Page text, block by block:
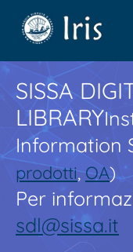
SISSA
LIBRARY
Information
prodotti,OA)
Per
sdl@sissa.it